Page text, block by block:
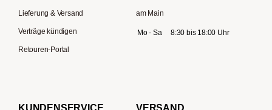
Lieferung & Versand
Verträge kündigen
Retouren-Portal
am Main
Mo - Sa 8:30 bis 18:00 Uhr
KUNDENSERVICE VERSAND